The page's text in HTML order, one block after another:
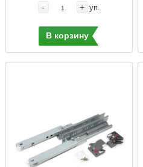
- + уп.
В корзину